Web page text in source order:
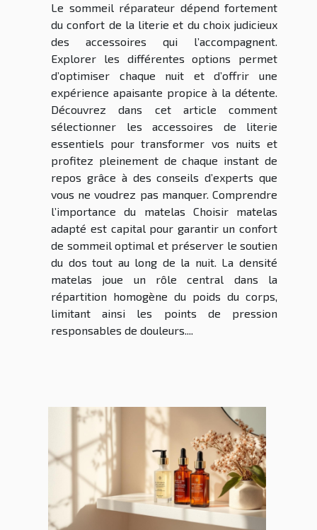
Le sommeil réparateur dépend fortement
du confort de la literie et du choix judicieux
des accessoires qui l’accompagnent.
Explorer les différentes options permet
d’optimiser chaque nuit et d’offrir une
expérience apaisante propice à la détente.
Découvrez dans cet article comment
sélectionner les accessoires de literie
essentiels pour transformer vos nuits et
profitez pleinement de chaque instant de
repos grâce à des conseils d’experts que
vous ne voudrez pas manquer. Comprendre
l’importance du matelas Choisir matelas
adapté est capital pour garantir un confort
de sommeil optimal et préserver le soutien
du dos tout au long de la nuit. La densité
matelas joue un rôle central dans la
répartition homogène du poids du corps,
limitant ainsi les points de pression
responsables de douleurs....